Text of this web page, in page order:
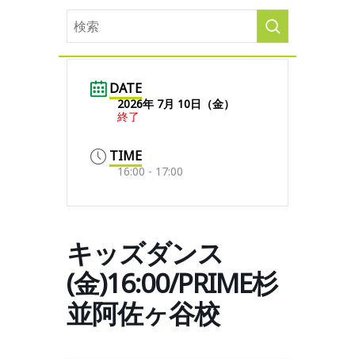
DATE
2026年 7月 10日（金）
終了
TIME
16:00 - 17:00
キッズダンス
(金)16:00/PRIME杉
並阿佐ヶ谷校